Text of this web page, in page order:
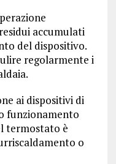
accumulati
del dispositivo.
regolarmente i
ai dispositivi di
funzionamento
termostato è
o